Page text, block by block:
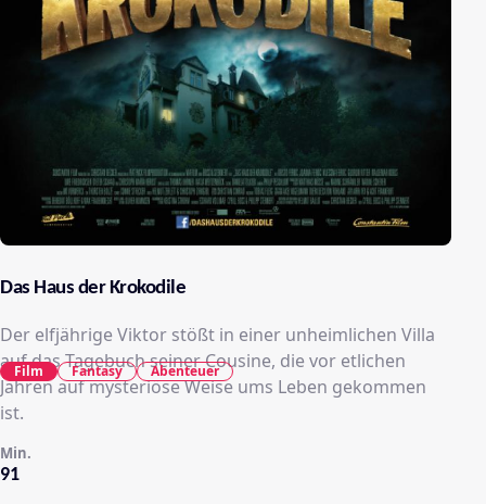
Das Haus der Krokodile
Der elfjährige Viktor stößt in einer unheimlichen Villa
auf das Tagebuch seiner Cousine, die vor etlichen
Jahren auf mysteriöse Weise ums Leben gekommen
ist.
91
Min.
Film Fantasy Abenteuer